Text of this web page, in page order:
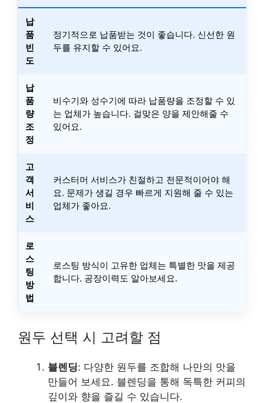
납
품
빈
도
정기적으로 납품받는 것이 좋습니다. 신선한 원
두를 유지할 수 있어요.
납
품
량
조
정
비수기와 성수기에 따라 납품량을 조정할 수 있
는 업체가 높습니다. 걸맞은 양을 제안해줄 수
있어요.
고
객
서
비
스
커스터머 서비스가 친절하고 전문적이어야 해
요. 문제가 생길 경우 빠르게 지원해 줄 수 있는
업체가 좋아요.
로
스
팅
방
법
로스팅 방식이 고유한 업체는 특별한 맛을 제공
합니다. 공장이력도 알아보세요.
원두 선택 시 고려할 점
블렌딩: 다양한 원두를 조합해 나만의 맛을
만들어 보세요. 블렌딩을 통해 독특한 커피의
깊이와 향을 즐길 수 있습니다.